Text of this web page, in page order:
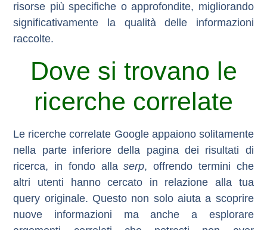
risorse più specifiche o approfondite, migliorando
significativamente la qualità delle informazioni
raccolte.
Dove si trovano le
ricerche correlate
Le ricerche correlate Googleappaiono solitamente
nella parte inferiore della pagina dei risultati di
ricerca, in fondo allaserp, offrendo termini che
altri utenti hanno cercato in relazione alla tua
query originale. Questo non solo aiuta a scoprire
nuove informazioni ma anche a esplorare